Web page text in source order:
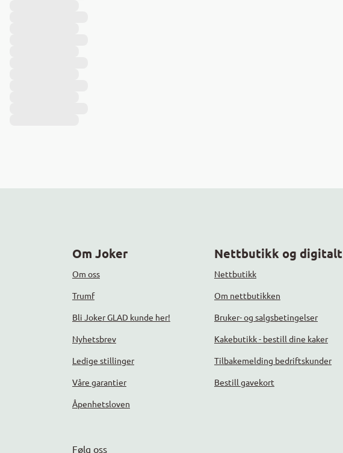
Om Joker
Om oss
Trumf
Bli Joker GLAD kunde her!
Nyhetsbrev
Ledige stillinger
Våre garantier
Åpenhetsloven
Nettbutikk og digitalt
Nettbutikk
Om nettbutikken
Bruker- og salgsbetingelser
Kakebutikk - bestill dine kaker
Tilbakemelding bedriftskunder
Bestill gavekort
Følg oss